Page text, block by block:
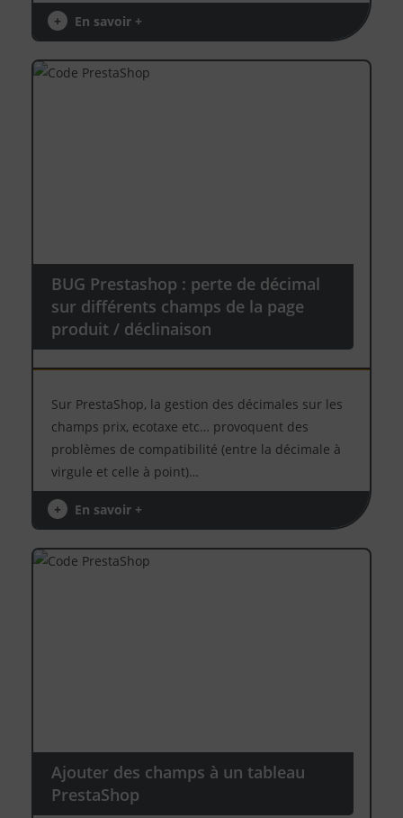
+ En savoir +
BUG Prestashop : perte de décimal
sur différents champs de la page
produit / déclinaison
Sur PrestaShop, la gestion des décimales sur les
champs prix, ecotaxe etc… provoquent des
problèmes de compatibilité (entre la décimale à
virgule et celle à point)…
+ En savoir +
Ajouter des champs à un tableau
PrestaShop